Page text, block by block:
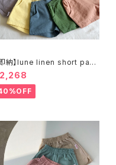
即納】lune linen short pant
s リネンショートパンツ